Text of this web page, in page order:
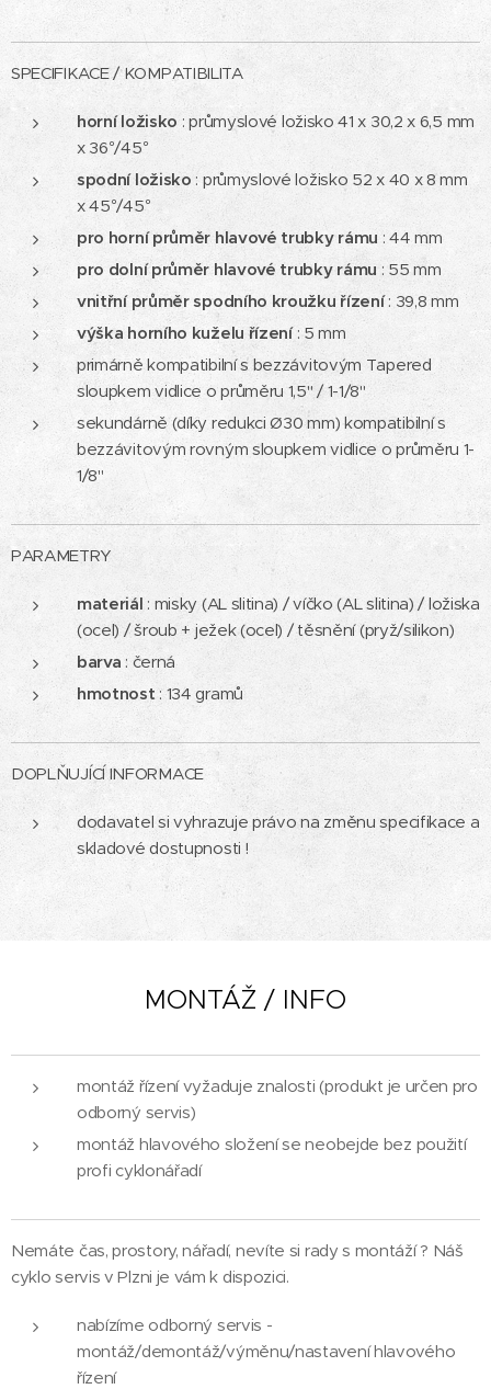
SPECIFIKACE / KOMPATIBILITA
horní ložisko : průmyslové ložisko 41 x 30,2 x 6,5 mm
x 36°/45°
spodní ložisko : průmyslové ložisko 52 x 40 x 8 mm
x 45°/45°
pro horní průměr hlavové trubky rámu : 44 mm
pro dolní průměr hlavové trubky rámu : 55 mm
vnitřní průměr spodního kroužku řízení: 39,8 mm
výška horního kuželu řízení : 5 mm
primárně kompatibilní s bezzávitovým Tapered
sloupkem vidlice o průměru 1,5" / 1-1/8"
sekundárně (díky redukci Ø30 mm) kompatibilní s
bezzávitovým rovným sloupkem vidlice o průměru 1-
1/8"
PARAMETRY
materiál : misky (AL slitina) / víčko (AL slitina) / ložiska
(ocel) / šroub + ježek (ocel) / těsnění (pryž/silikon)
barva: černá
hmotnost : 134 gramů
DOPLŇUJÍCÍ INFORMACE
dodavatel si vyhrazuje právo na změnu specifikace a
skladové dostupnosti !
MONTÁŽ / INFO
montáž řízení vyžaduje znalosti (produkt je určen pro
odborný servis)
montáž hlavového složení se neobejde bez použití
profi cyklonářadí
Nemáte čas, prostory, nářadí, nevíte si rady s montáží ? Náš
cyklo servis v Plzni je vám k dispozici.
nabízíme odborný servis -
montáž/demontáž/výměnu/nastavení hlavového
řízení